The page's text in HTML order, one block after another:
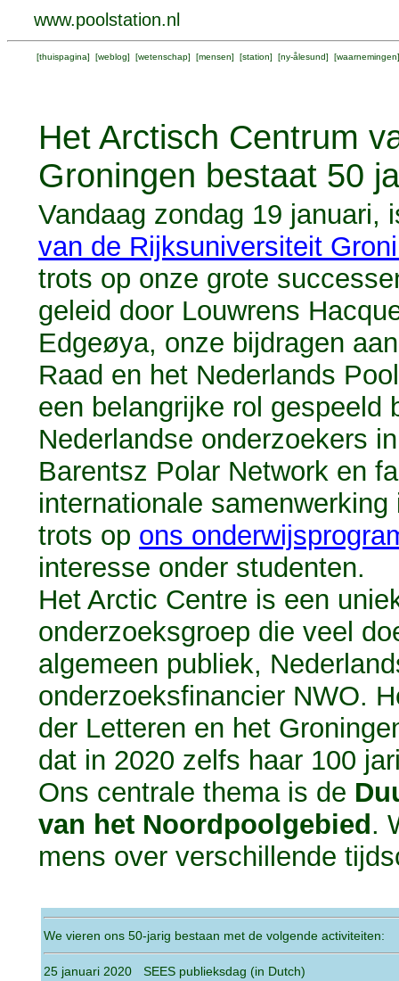
www.poolstation.nl
[thuispagina] [weblog] [wetenschap] [mensen] [station] [ny-ålesund] [waarnemingen
Het Arctisch Centrum
Groningen bestaat 50
Vandaag zondag 19 januari,
van de Rijksuniversiteit
trots op onze grote
geleid door Louwrens
Edgeøya, onze bijdragen
Raad en het Nederlands
een belangrijke rol gespeeld
Nederlandse onderzoekers
Barentsz Polar Network en
internationale
trots op ons
interesse onder studenten.
Het Arctic Centre is een
onderzoeksgroep die veel
algemeen publiek,
onderzoeksfinancier NWO.
der Letteren en het
dat in 2020 zelfs haar 100
Ons centrale thema is de
van het Noordpoolgebied.
mens over verschillende
We vieren ons 50-jarig bestaan met de volgende activiteiten:
25 januari 2020 SEES publieksdag (in Dutch)